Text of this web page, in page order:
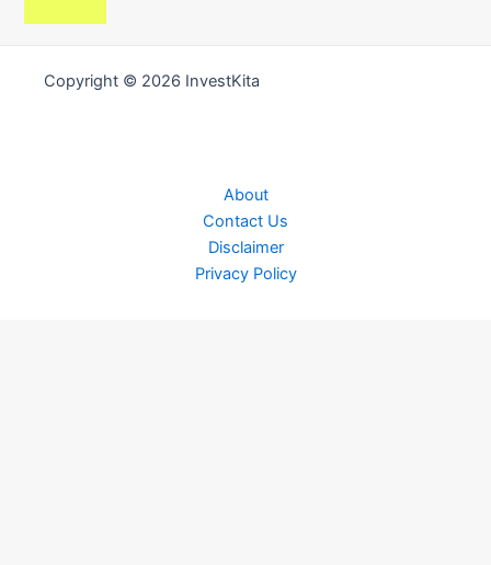
Copyright © 2026 InvestKita
About
Contact Us
Disclaimer
Privacy Policy